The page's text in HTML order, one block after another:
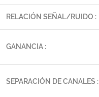
RELACIÓN SEÑAL/RUIDO :
GANANCIA :
SEPARACIÓN DE CANALES :